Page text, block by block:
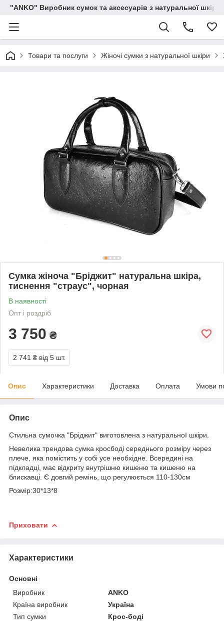
"ANKO" Виробник сумок та аксесуарів з натуральної шкіри.
Товари та послуги Жіночі сумки з натуральної шкіри
Сумка жіноча "Бріджит" натуральна шкіра,
тиснення "страус", чорная
В наявності
Опт і роздріб
3 750 ₴
2 741 ₴ від 5 шт.
Опис Характеристики Доставка Оплата Умови
Опис
Стильна сумочка "Бріджит" виготовлена з натуральної шкіри.
Невелика трендова сумка кросбоді середнього розміру через
плече, яка помістить у собі усе необхідне. Всередині на
підкладці, має відкриту внутрішню кишеню та кишеню на
блискавці. Є довгий ремінь, що регулюється 110-130cм
Розмір:30*13*8
Приховати
Характеристики
Основні
Виробник
ANKO
Країна виробник
Україна
Тип сумки
Крос-боді